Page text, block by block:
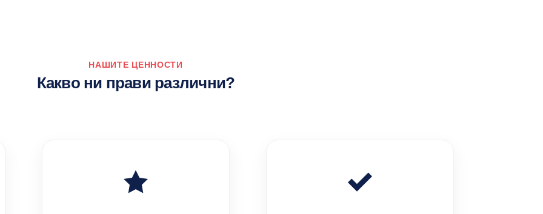
НАШИТЕ ЦЕННОСТИ
Какво ни прави различни?